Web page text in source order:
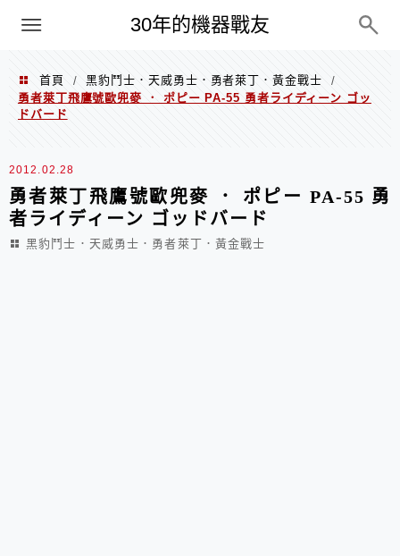
30年的機器戰友
PC
首頁 / 黑豹鬥士．天威勇士．勇者萊丁．黃金戰士
/
勇者萊丁飛鷹號歐兜麥 ． ポピー PA-55 勇者ライディーン ゴッ
ドバード
2012.02.28
勇者萊丁飛鷹號歐兜麥 ． ポピー PA-55 勇
者ライディーン ゴッドバード
黑豹鬥士．天威勇士．勇者萊丁．黃金戰士